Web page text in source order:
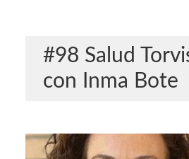
#98 Salud
con Inma Bote